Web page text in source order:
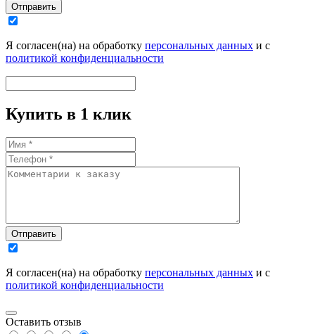
Отправить
Я согласен(на) на обработку персональных данных и с
политикой конфиденциальности
Купить в 1 клик
Отправить
Я согласен(на) на обработку персональных данных и с
политикой конфиденциальности
Оставить отзыв